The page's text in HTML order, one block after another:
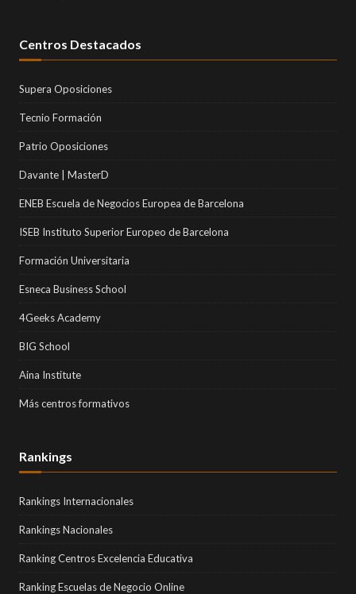
Centros Destacados
Supera Oposiciones
Tecnio Formación
Patrio Oposiciones
Davante | MasterD
ENEB Escuela de Negocios Europea de Barcelona
ISEB Instituto Superior Europeo de Barcelona
Formación Universitaria
Esneca Business School
4Geeks Academy
BIG School
Aina Institute
Más centros formativos
Rankings
Rankings Internacionales
Rankings Nacionales
Ranking Centros Excelencia Educativa
Ranking Escuelas de Negocio Online